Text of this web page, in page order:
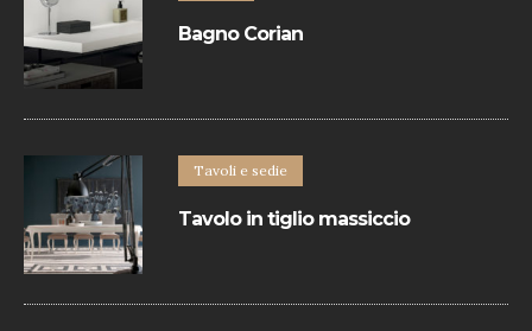
Bagno Corian
di elegante arredo, integrandosi in ogni
Tavoli e sedie
Tavolo in tiglio massiccio
diversi colori e finiture del legno